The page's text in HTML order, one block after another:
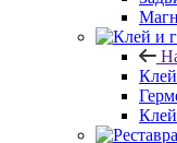
Клей